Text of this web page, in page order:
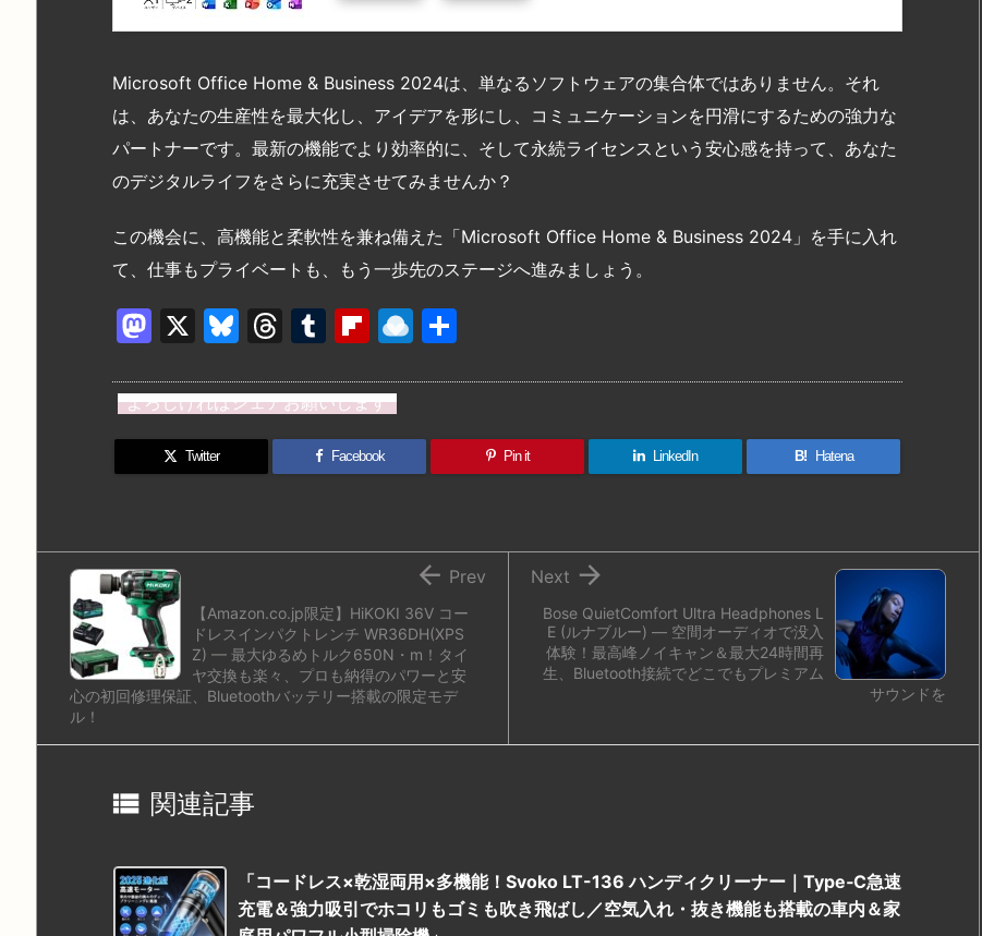
Microsoft Office Home & Business 2024は、単なるソフトウェアの集合体ではありません。それ
は、あなたの生産性を最大化し、アイデアを形にし、コミュニケーションを円滑にするための強力な
パートナーです。最新の機能でより効率的に、そして永続ライセンスという安心感を持って、あなた
のデジタルライフをさらに充実させてみませんか？
この機会に、高機能と柔軟性を兼ね備えた「Microsoft Office Home & Business 2024」を手に入れ
て、仕事もプライベートも、もう一歩先のステージへ進みましょう。
M
st
o
d
X
Bl
e
s
k
T
e
a
d
T
m
bl
r
Fl
b
o
ar
R
n
dr
o
よろしければシェアお願いします
Twitter Facebook Pin it LinkedIn B! Hatena
Bose QuietComfort Ultra Headphones L
E (ルナブルー) — 空間オーディオで没入
体験！最高峰ノイキャン＆最大24時間再
生、Bluetooth接続でどこでもプレミアム
サウンドを

Next
【Amazon.co.jp限定】HiKOKI 36V コー
ドレスインパクトレンチ WR36DH(XPS
Z) — 最大ゆるめトルク650N・m！タイ
ヤ交換も楽々、プロも納得のパワーと安
心の初回修理保証、Bluetoothバッテリー搭載の限定モデ
ル！
 Prev
 関連記事
「コードレス×乾湿両用×多機能！Svoko LT-136 ハンディクリーナー｜Type‑C急速
充電＆強力吸引でホコリもゴミも吹き飛ばし／空気入れ・抜き機能も搭載の車内＆家